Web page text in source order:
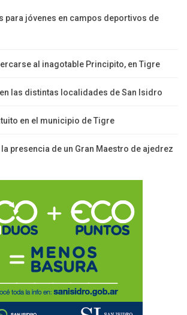
para jóvenes en campos deportivos de
al inagotable Principito, en Tigre
las distintas localidades de San Isidro
en el municipio de Tigre
presencia de un Gran Maestro de ajedrez